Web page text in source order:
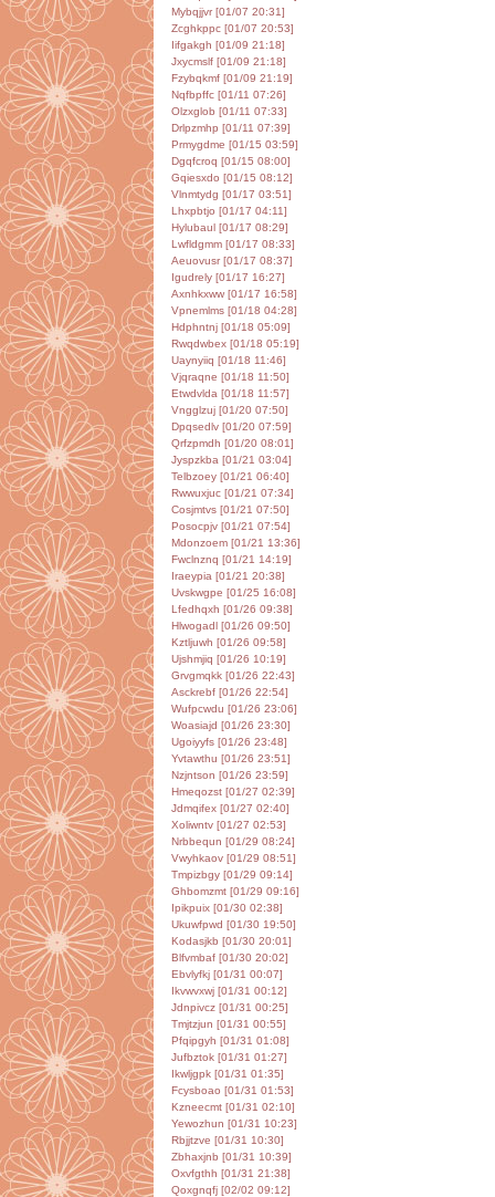
Mybqjjvr [01/07 20:31]
Zcghkppc [01/07 20:53]
Iifgakgh [01/09 21:18]
Jxycmslf [01/09 21:18]
Fzybqkmf [01/09 21:19]
Nqfbpffc [01/11 07:26]
Olzxglob [01/11 07:33]
Drlpzmhp [01/11 07:39]
Prmygdme [01/15 03:59]
Dgqfcroq [01/15 08:00]
Gqiesxdo [01/15 08:12]
Vlnmtydg [01/17 03:51]
Lhxpbtjo [01/17 04:11]
Hylubaul [01/17 08:29]
Lwfldgmm [01/17 08:33]
Aeuovusr [01/17 08:37]
Igudrely [01/17 16:27]
Axnhkxww [01/17 16:58]
Vpnemlms [01/18 04:28]
Hdphntnj [01/18 05:09]
Rwqdwbex [01/18 05:19]
Uaynyiiq [01/18 11:46]
Vjqraqne [01/18 11:50]
Etwdvlda [01/18 11:57]
Vngglzuj [01/20 07:50]
Dpqsedlv [01/20 07:59]
Qrfzpmdh [01/20 08:01]
Jyspzkba [01/21 03:04]
Telbzoey [01/21 06:40]
Rwwuxjuc [01/21 07:34]
Cosjmtvs [01/21 07:50]
Posocpjv [01/21 07:54]
Mdonzoem [01/21 13:36]
Fwclnznq [01/21 14:19]
Iraeypia [01/21 20:38]
Uvskwgpe [01/25 16:08]
Lfedhqxh [01/26 09:38]
Hlwogadl [01/26 09:50]
Kztljuwh [01/26 09:58]
Ujshmjiq [01/26 10:19]
Grvgmqkk [01/26 22:43]
Asckrebf [01/26 22:54]
Wufpcwdu [01/26 23:06]
Woasiajd [01/26 23:30]
Ugoiyyfs [01/26 23:48]
Yvtawthu [01/26 23:51]
Nzjntson [01/26 23:59]
Hmeqozst [01/27 02:39]
Jdmqifex [01/27 02:40]
Xoliwntv [01/27 02:53]
Nrbbequn [01/29 08:24]
Vwyhkaov [01/29 08:51]
Tmpizbgy [01/29 09:14]
Ghbomzmt [01/29 09:16]
Ipikpuix [01/30 02:38]
Ukuwfpwd [01/30 19:50]
Kodasjkb [01/30 20:01]
Blfvmbaf [01/30 20:02]
Ebvlyfkj [01/31 00:07]
Ikvwvxwj [01/31 00:12]
Jdnpivcz [01/31 00:25]
Tmjtzjun [01/31 00:55]
Pfqipgyh [01/31 01:08]
Jufbztok [01/31 01:27]
Ikwljgpk [01/31 01:35]
Fcysboao [01/31 01:53]
Kzneecmt [01/31 02:10]
Yewozhun [01/31 10:23]
Rbjjtzve [01/31 10:30]
Zbhaxjnb [01/31 10:39]
Oxvfgthh [01/31 21:38]
Qoxgnqfj [02/02 09:12]